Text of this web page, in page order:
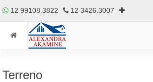
12 99108.3822 12 3426.3007
Terreno